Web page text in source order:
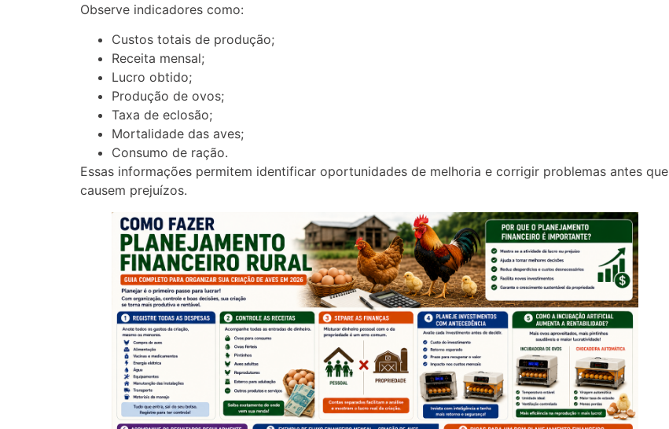
Observe indicadores como:
Custos totais de produção;
Receita mensal;
Lucro obtido;
Produção de ovos;
Taxa de eclosão;
Mortalidade das aves;
Consumo de ração.
Essas informações permitem identificar oportunidades de melhoria e corrigir problemas antes que
causem prejuízos.